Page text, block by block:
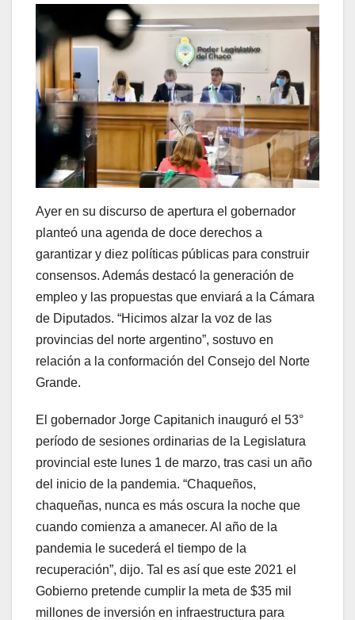
Ayer en su discurso de apertura el gobernador
planteó una agenda de doce derechos a
garantizar y diez políticas públicas para construir
consensos. Además destacó la generación de
empleo y las propuestas que enviará a la Cámara
de Diputados. “Hicimos alzar la voz de las
provincias del norte argentino”, sostuvo en
relación a la conformación del Consejo del Norte
Grande.
El gobernador Jorge Capitanich inauguró el 53°
período de sesiones ordinarias de la Legislatura
provincial este lunes 1 de marzo, tras casi un año
del inicio de la pandemia. “Chaqueños,
chaqueñas, nunca es más oscura la noche que
cuando comienza a amanecer. Al año de la
pandemia le sucederá el tiempo de la
recuperación”, dijo. Tal es así que este 2021 el
Gobierno pretende cumplir la meta de $35 mil
millones de inversión en infraestructura para